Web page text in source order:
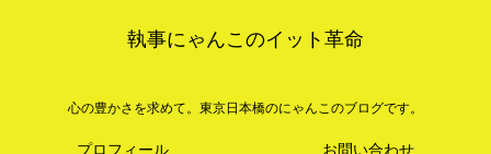
執事にゃんこのイット革命
心の豊かさを求めて。東京日本橋のにゃんこのブログです。
プロフィール お問い合わせ